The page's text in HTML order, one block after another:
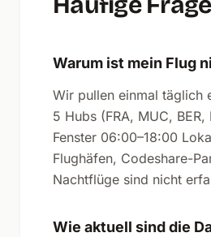
Warum ist mein Flug
Wir pullen einmal täglich
5 Hubs (FRA, MUC, BER,
Fenster 06:00–18:00
Flughäfen, Codeshare-
Nachtflüge sind nicht
Wie aktuell sind die